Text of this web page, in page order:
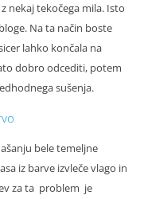
nekaj tekočega mila. Isto
Na ta način boste
lahko končala na
dobro odcediti, potem
sušenja.
bele temeljne
iz barve izvleče vlago in
za ta problem je